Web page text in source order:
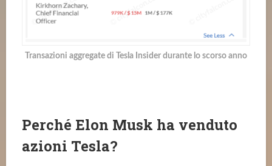
Transazioni aggregate di Tesla Insider durante lo scorso anno
Perché Elon Musk ha venduto
azioni Tesla?